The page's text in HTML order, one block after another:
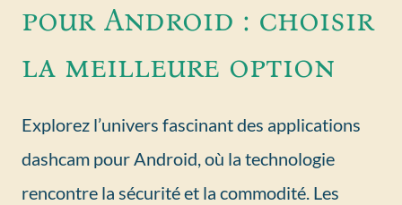
pour Android : choisir
la meilleure option
Explorez l’univers fascinant des applications
dashcam pour Android, où la technologie
rencontre la sécurité et la commodité. Les